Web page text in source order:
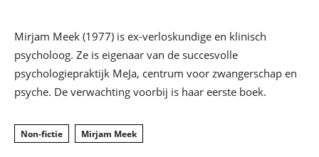
Mirjam Meek (1977) is ex-verloskundige en klinisch
psycholoog. Ze is eigenaar van de succesvolle
psychologiepraktijk MeJa, centrum voor zwangerschap en
psyche. De verwachting voorbij is haar eerste boek.
Non-fictie Mirjam Meek